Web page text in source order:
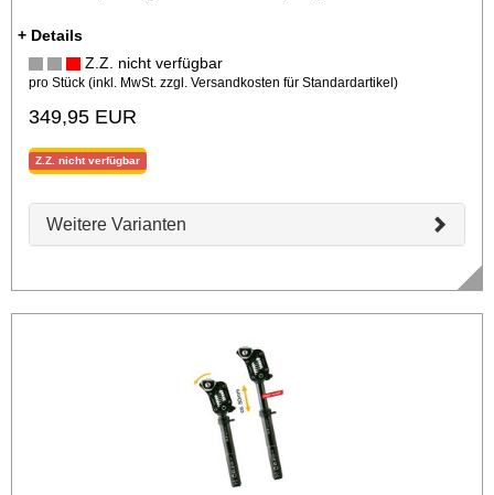
+ Details
Z.Z. nicht verfügbar
pro Stück (inkl. MwSt. zzgl. Versandkosten für Standardartikel)
349,95 EUR
Z.Z. nicht verfügbar
Weitere Varianten